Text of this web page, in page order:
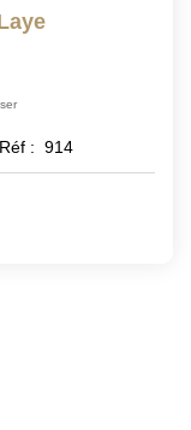
Réf : 914